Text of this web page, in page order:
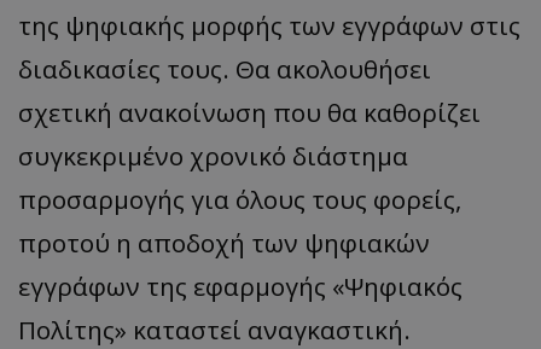
της ψηφιακής μορφής των εγγράφων στις
διαδικασίες τους. Θα ακολουθήσει
σχετική ανακοίνωση που θα καθορίζει
συγκεκριμένο χρονικό διάστημα
προσαρμογής για όλους τους φορείς,
προτού η αποδοχή των ψηφιακών
εγγράφων της εφαρμογής «Ψηφιακός
Πολίτης» καταστεί αναγκαστική.